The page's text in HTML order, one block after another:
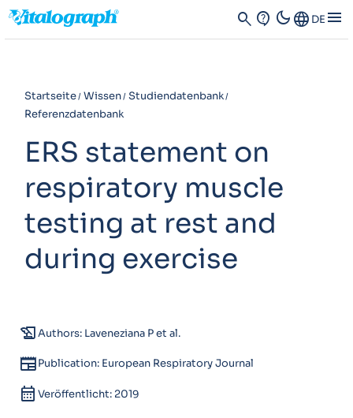
search contact_support dark_modeLanguage DE menu
Startseite Wissen Studiendatenbank
Referenzdatenbank
ERS statement on
respiratory muscle
testing at rest and
during exercise
history_eduAuthors: Laveneziana P et al.
newspaperPublication: European Respiratory Journal
calendar_month Veröffentlicht: 2019